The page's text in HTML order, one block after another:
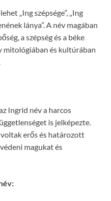
„Ing szépsége”, „Ing
lánya”. A név magában
a szépség és a béke
mitológiában és kultúrában
Ingrid név a harcos
is jelképezte.
erős és határozott
magukat és